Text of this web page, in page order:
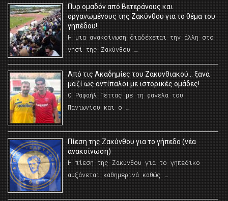
Πυρ ομαδόν από Βετεράνους και
οργανωμένους της Ζακύνθου για το θέμα του
γηπέδου!
Η μια ανακοίνωση διαδέχεται την άλλη στο
νησί της Ζακύνθου …
Από τις Ακαδημίες του Ζακυνθιακού… ξανά
μαζί ως αντίπαλοι με ιστορικές ομάδες!
Ο Ραφαήλ Πέττας με τη φανέλα του
Πανιωνίου και ο …
Πίεση της Ζακύνθου για το γήπεδο (νέα
ανακοίνωση)
Η πίεση της Ζακύνθου για το γηπεδικο
αυξάνεται καθημερινά καθώς …